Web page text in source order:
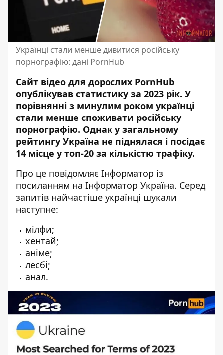
Українці стали менше дивитися російську
порнографію: дані PornHub
Сайт відео для дорослих PornHub
опублікував статистику за 2023 рік. У
порівнянні з минулим роком українці
стали менше споживати російську
порнографію. Однак у загальному
рейтингу Україна не піднялася і посідає
14 місце у топ-20 за кількістю трафіку.
Про це повідомляє Інформатор із
посиланням на Інформатор Україна. Серед
запитів найчастіше українці шукали
наступне:
мілфи;
хентай;
аніме;
лесбі;
анал.